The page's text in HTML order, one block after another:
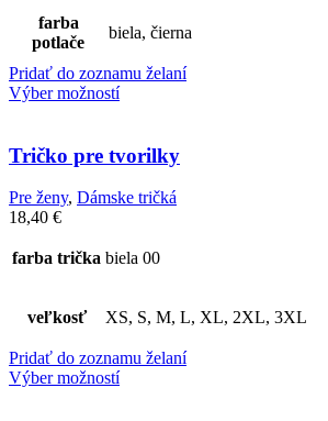
farba
potlače
biela, čierna
Pridať do zoznamu želaní
Výber možností
Tričko pre tvorilky
Pre ženy, Dámske tričká
18,40 €
farba trička biela 00
veľkosť XS, S, M, L, XL, 2XL, 3XL
Pridať do zoznamu želaní
Výber možností